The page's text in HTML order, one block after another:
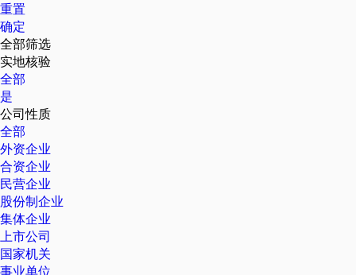
重置
确定
全部筛选
实地核验
全部
是
公司性质
全部
外资企业
合资企业
民营企业
股份制企业
集体企业
上市公司
国家机关
事业单位